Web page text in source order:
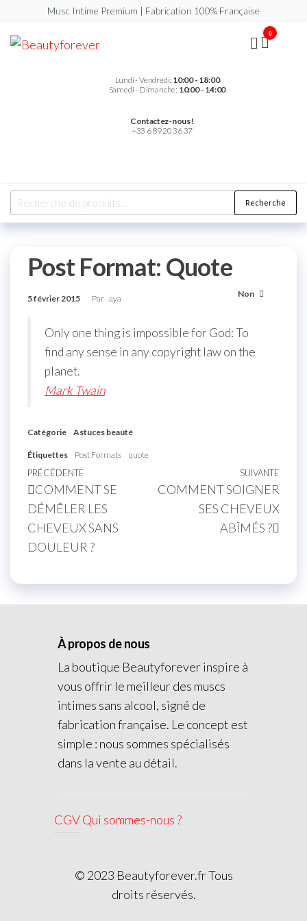
Musc Intime Premium | Fabrication 100% Française
Lundi - Vendredi: 10:00 - 18:00
Samedi - Dimanche: 10:00 - 14:00
Contactez-nous !
+33 6 89 20 36 37
0
Recherche
Post Format: Quote
5 février 2015 Par aya Non
Only one thing is impossible for God: To
find any sense in any copyright law on the
planet.
Mark Twain
Catégorie Astuces beauté
Étiquettes Post Formats quote
PRÉCÉDENTE
COMMENT SE
DÉMÊLER LES
CHEVEUX SANS
DOULEUR ?
SUIVANTE
COMMENT SOIGNER
SES CHEVEUX
ABÎMÉS ?
À propos de nous
La boutique Beautyforever inspire à
vous offrir le meilleur des muscs
intimes sans alcool, signé de
fabrication française. Le concept est
simple : nous sommes spécialisés
dans la vente au détail.
CGVQui sommes-nous ?
© 2023 Beautyforever.fr Tous
droits réservés.